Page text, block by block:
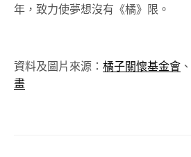
年，致力使夢想沒有《橘》限。
資料及圖片來源： 橘子關懷基金會 、
畫